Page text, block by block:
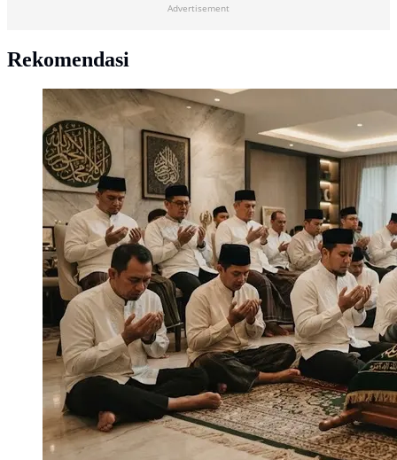
Advertisement
Rekomendasi